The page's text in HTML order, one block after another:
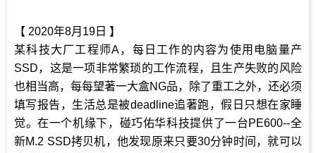
【 2020年8月19日 】
某科技大厂工程师A，每日工作的内容为使用电脑量产
SSD，这是一项非常繁琐的工作流程，且生产失败的风险
也相当高，每每望著一大盒NG品，除了重工之外，还必须
填写报告，生活总是被deadline追著跑，假日只想在家睡
觉。在一个机缘下，碰巧佑华科技提供了一台PE600--全
新M.2 SSD拷贝机，他发现原来只要30分钟时间，就可以